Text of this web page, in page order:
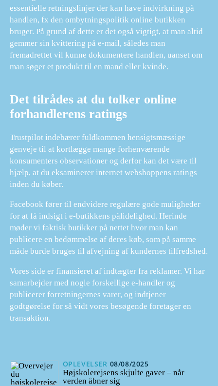
essentielle retningslinjer der kan have indvirkning på
handlen, fx den ombytningspolitik online butikken
bruger. På grund af dette er det også vigtigt, at man altid
gemmer sin kvittering på e-mail, således man
fremadrettet vil kunne dokumentere handlen, uanset om
man søger et produkt til en mand eller kvinde.
Det tilrådes at du tolker online
forhandlerens ratings
Trustpilot indebærer fuldkommen hensigtsmæssige
genveje til at kortlægge mange forhenværende
konsumenters observationer og derfor kan det være til
hjælp, at du eksaminerer internet webshoppens ratings
inden du køber.
Facebook fører til endvidere regulære gode muligheder
for at få indsigt i e-butikkens pålidelighed. Herinde
møder vi faktisk butikker på nettet hvor man kan
publicere en bedømmelse af deres køb, som på samme
måde burde bruges til afvejning af kundernes tilfredshed.
Vores side er finansieret af indtægter fra reklamer. Vi har
samarbejder med nogle forskellige e-handler og
publicerer forretningernes varer, og indtjener
godtgørelse for så vidt vores besøgende foretager en
transaktion.
OPLEVELSER 08/08/2025
Højskolerejsens skjulte gaver – når
verden åbner sig